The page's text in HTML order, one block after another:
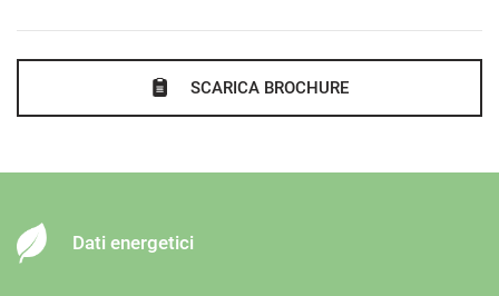
SCARICA BROCHURE
Dati energetici